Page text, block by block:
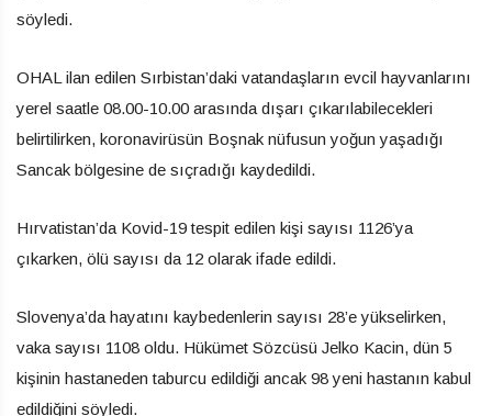
söyledi.
OHAL ilan edilen Sırbistan’daki vatandaşların evcil hayvanlarını
yerel saatle 08.00-10.00 arasında dışarı çıkarılabilecekleri
belirtilirken, koronavirüsün Boşnak nüfusun yoğun yaşadığı
Sancak bölgesine de sıçradığı kaydedildi.
Hırvatistan’da Kovid-19 tespit edilen kişi sayısı 1126’ya
çıkarken, ölü sayısı da 12 olarak ifade edildi.
Slovenya’da hayatını kaybedenlerin sayısı 28’e yükselirken,
vaka sayısı 1108 oldu. Hükümet Sözcüsü Jelko Kacin, dün 5
kişinin hastaneden taburcu edildiği ancak 98 yeni hastanın kabul
edildiğini söyledi.